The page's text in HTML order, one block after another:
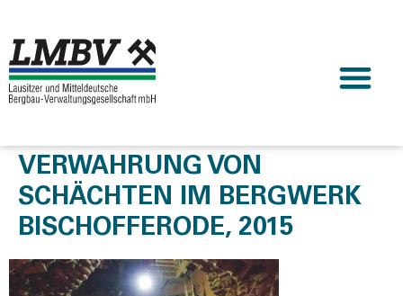
VERWAHRUNG VON
SCHÄCHTEN IM BERGWERK
BISCHOFFERODE, 2015